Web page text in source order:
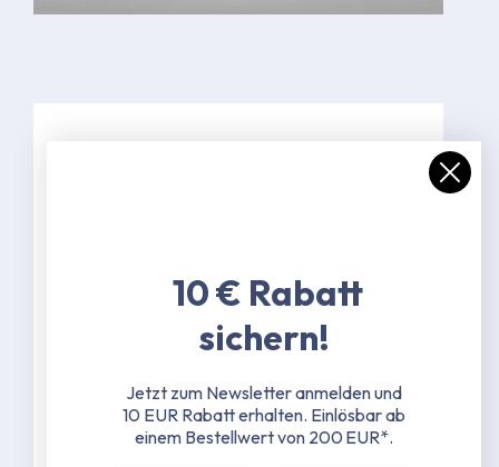
Aluminium
Scherengestänge 25x12 mm - 1,00
mm Materialstärke - doppelt
Mehr erfahren
10 € Rabatt
sichern!
Jetzt zum Newsletter anmelden und
10 EUR Rabatt erhalten. Einlösbar ab
einem Bestellwert von 200 EUR*.